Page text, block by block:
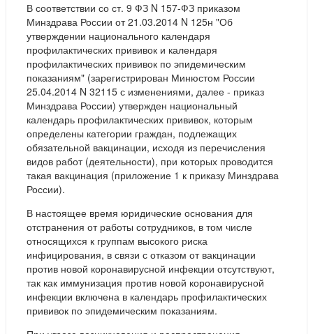
В соответствии со ст. 9 ФЗ N 157-ФЗ приказом
Минздрава России от 21.03.2014 N 125н "Об
утверждении национального календаря
профилактических прививок и календаря
профилактических прививок по эпидемическим
показаниям" (зарегистрирован Минюстом России
25.04.2014 N 32115 с изменениями, далее - приказ
Минздрава России) утвержден национальный
календарь профилактических прививок, которым
определены категории граждан, подлежащих
обязательной вакцинации, исходя из перечисления
видов работ (деятельности), при которых проводится
такая вакцинация (приложение 1 к приказу Минздрава
России).
В настоящее время юридические основания для
отстранения от работы сотрудников, в том числе
относящихся к группам высокого риска
инфицирования, в связи с отказом от вакцинации
против новой коронавирусной инфекции отсутствуют,
так как иммунизация против новой коронавирусной
инфекции включена в календарь профилактических
прививок по эпидемическим показаниям.